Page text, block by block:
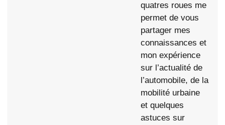
quatres roues me
permet de vous
partager mes
connaissances et
mon expérience
sur l’actualité de
l’automobile, de la
mobilité urbaine
et quelques
astuces sur